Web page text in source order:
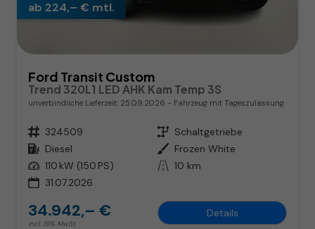
ab 224,– € mtl.
Ford Transit Custom
Trend 320L1 LED AHK Kam Temp 3S
unverbindliche Lieferzeit: 25.09.2026 Fahrzeug mit Tageszulassung
Fahrzeugnr. 324509 Getriebe Schaltgetriebe
Kraftstoff Diesel Außenfarbe Frozen White
Leistung 110 kW (150 PS) Kilometerstand 10 km
31.07.2026
34.942,– €
incl. 19% MwSt.
Details